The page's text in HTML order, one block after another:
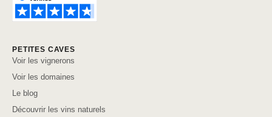
PETITES CAVES
Voir les vignerons
Voir les domaines
Le blog
Découvrir les vins naturels